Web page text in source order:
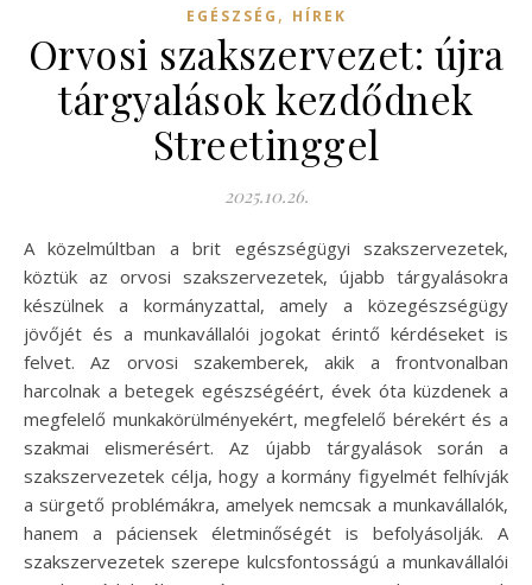
EGÉSZSÉG , HÍREK
Orvosi szakszervezet: újra
tárgyalások kezdődnek
Streetinggel
2025.10.26.
A közelmúltban a brit egészségügyi szakszervezetek,
köztük az orvosi szakszervezetek, újabb tárgyalásokra
készülnek a kormányzattal, amely a közegészségügy
jövőjét és a munkavállalói jogokat érintő kérdéseket is
felvet. Az orvosi szakemberek, akik a frontvonalban
harcolnak a betegek egészségéért, évek óta küzdenek a
megfelelő munkakörülményekért, megfelelő bérekért és a
szakmai elismerésért. Az újabb tárgyalások során a
szakszervezetek célja, hogy a kormány figyelmét felhívják
a sürgető problémákra, amelyek nemcsak a munkavállalók,
hanem a páciensek életminőségét is befolyásolják. A
szakszervezetek szerepe kulcsfontosságú a munkavállalói